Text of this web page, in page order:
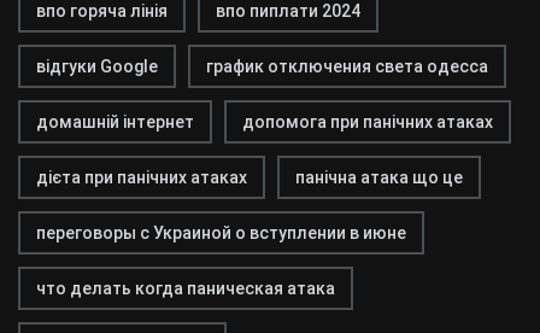
впо горяча лінія впо пиплати 2024
відгуки Google график отключения света одесса
домашній інтернет допомога при панічних атаках
дієта при панічних атаках панічна атака що це
переговоры с Украиной о вступлении в июне
что делать когда паническая атака